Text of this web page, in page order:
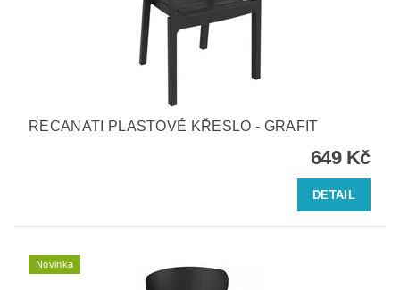
RECANATI PLASTOVÉ KŘESLO - GRAFIT
649 Kč
DETAIL
Novinka